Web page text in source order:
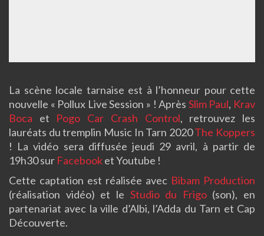
La scène locale tarnaise est à l’honneur pour cette
nouvelle « Pollux Live Session » ! Après Slim Paul, Krav
Boca et Pogo Car Crash Control, retrouvez les
lauréats du tremplin Music In Tarn 2020The Koppers
! La vidéo sera diffusée jeudi 29 avril, à partir de
19h30 sur Facebooket Youtube !
Cette captation est réalisée avec Bibam Production
(réalisation vidéo) et le Studio du Frigo(son), en
partenariat avec la ville d’Albi, l’Adda du Tarn et Cap
Découverte.